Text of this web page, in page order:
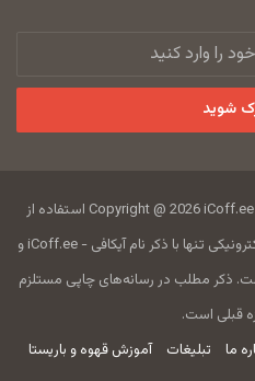
تمام حقوق برای آیکافی محفوظ است Copyright @ 2026 iCoff.ee استفاده از
مطالب در دیگر سایت‌ها و رسانه‌های الکترونیکی تنها با ذکر نام آیکافی - iCoff.ee و
ذکر مطلب در رسانه‌های چاپی مستلزم
قبلی است.
ما تبلیغات آموزش قهوه و باریستا